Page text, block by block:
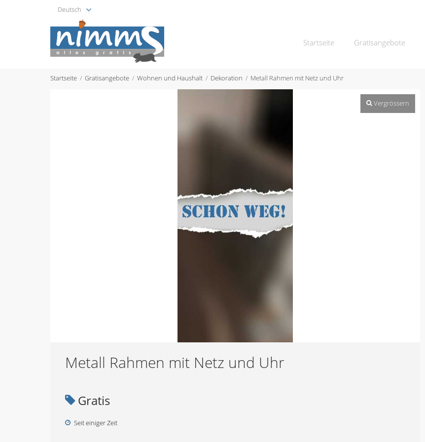
Deutsch
Startseite Gratisangebote
Startseite Gratisangebote Wohnen und Haushalt Dekoration Metall Rahmen mit Netz und Uhr
Vergrössern
Metall Rahmen mit Netz und Uhr
Gratis
Seit einiger Zeit